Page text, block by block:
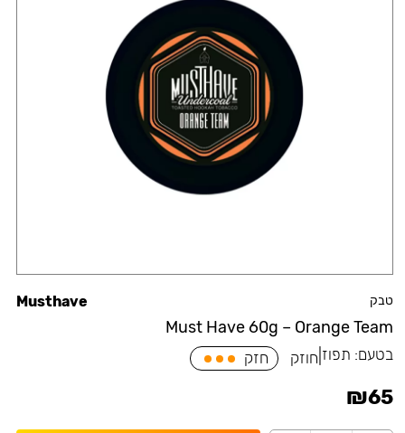
טבק
Must Have 60g – Orange Team
Musthave
בטעם: תפוז חוזק חזק
₪65